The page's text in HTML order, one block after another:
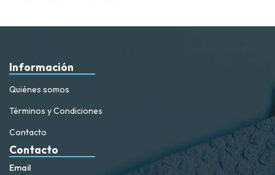
Información
Quiénes somos
Términos y Condiciones
Contacto
Contacto
Email